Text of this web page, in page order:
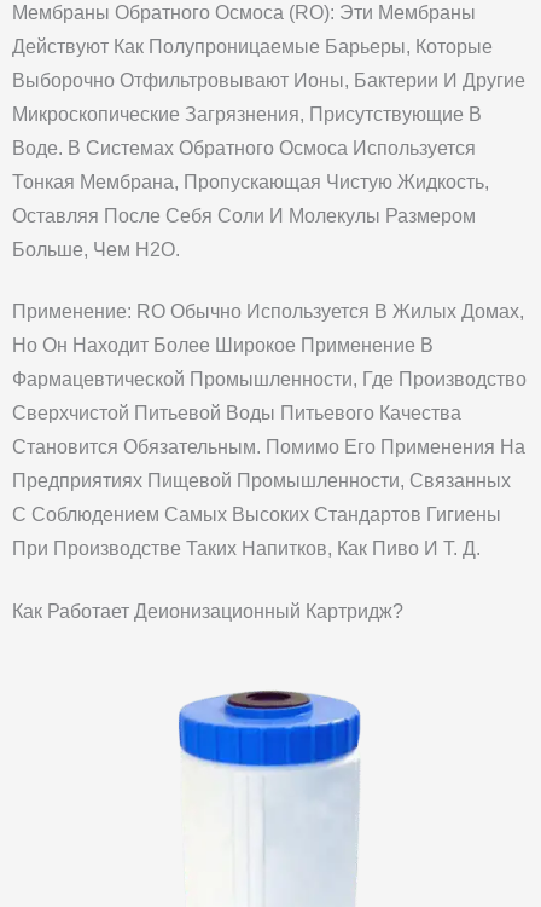
Мембраны Обратного Осмоса (RO): Эти Мембраны
Действуют Как Полупроницаемые Барьеры, Которые
Выборочно Отфильтровывают Ионы, Бактерии И Другие
Микроскопические Загрязнения, Присутствующие В
Воде. В Системах Обратного Осмоса Используется
Тонкая Мембрана, Пропускающая Чистую Жидкость,
Оставляя После Себя Соли И Молекулы Размером
Больше, Чем H2O.
Применение: RO Обычно Используется В Жилых Домах,
Но Он Находит Более Широкое Применение В
Фармацевтической Промышленности, Где Производство
Сверхчистой Питьевой Воды Питьевого Качества
Становится Обязательным. Помимо Его Применения На
Предприятиях Пищевой Промышленности, Связанных
С Соблюдением Самых Высоких Стандартов Гигиены
При Производстве Таких Напитков, Как Пиво И Т. Д.
Как Работает Деионизационный Картридж?